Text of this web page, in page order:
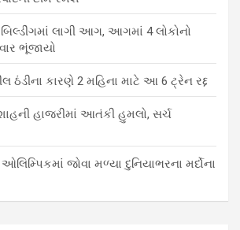
લાગી આગ, આગમાં 4 લોકોનો
ભૂંજાયો
ઠંડીના કારણે 2 મહિના માટે આ 6 ટ્રેન રદ્દ
હાજરીમાં આતંકી હુમલો, સર્ચ
જોવા મળ્યા દુનિયાભરના મર્દોના